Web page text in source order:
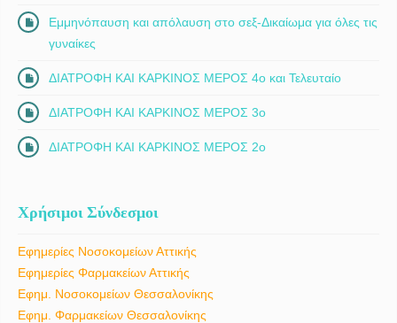
Εμμηνόπαυση και απόλαυση στο σεξ-Δικαίωμα για όλες τις
γυναίκες
ΔΙΑΤΡΟΦΗ ΚΑΙ ΚΑΡΚΙΝΟΣ ΜΕΡΟΣ 4ο και Τελευταίο
ΔΙΑΤΡΟΦΗ ΚΑΙ ΚΑΡΚΙΝΟΣ ΜΕΡΟΣ 3ο
ΔΙΑΤΡΟΦΗ ΚΑΙ ΚΑΡΚΙΝΟΣ ΜΕΡΟΣ 2ο
Χρήσιμοι Σύνδεσμοι
Εφημερίες Νοσοκομείων Αττικής
Εφημερίες Φαρμακείων Αττικής
Εφημ. Νοσοκομείων Θεσσαλονίκης
Εφημ. Φαρμακείων Θεσσαλονίκης